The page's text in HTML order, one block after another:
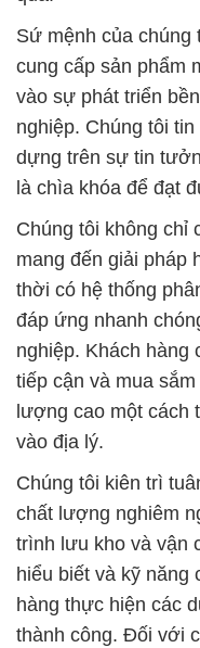
Sứ mệnh của
cung cấp sản phẩm
vào sự phát triển
nghiệp. Chúng tôi
dựng trên sự tin
là chìa khóa để đạt
Chúng tôi không chỉ
mang đến giải pháp
thời có hệ thống
đáp ứng nhanh
nghiệp. Khách hàng
tiếp cận và mua
lượng cao một cách
vào địa lý.
Chúng tôi kiên trì
chất lượng nghiêm
trình lưu kho và vận
hiểu biết và kỹ năng
hàng thực hiện các
thành công. Đối với